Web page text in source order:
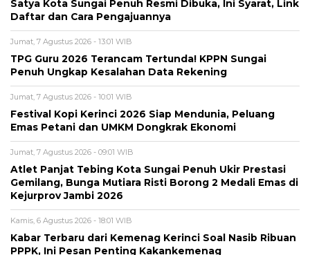
Satya Kota Sungai Penuh Resmi Dibuka, Ini Syarat, Link
Daftar dan Cara Pengajuannya
Jumat, 7 Agustus 2026 - 13:01 WIB
TPG Guru 2026 Terancam Tertunda! KPPN Sungai
Penuh Ungkap Kesalahan Data Rekening
Jumat, 7 Agustus 2026 - 10:01 WIB
Festival Kopi Kerinci 2026 Siap Mendunia, Peluang
Emas Petani dan UMKM Dongkrak Ekonomi
Jumat, 7 Agustus 2026 - 09:01 WIB
Atlet Panjat Tebing Kota Sungai Penuh Ukir Prestasi
Gemilang, Bunga Mutiara Risti Borong 2 Medali Emas di
Kejurprov Jambi 2026
Kamis, 6 Agustus 2026 - 18:01 WIB
Kabar Terbaru dari Kemenag Kerinci Soal Nasib Ribuan
PPPK, Ini Pesan Penting Kakankemenag